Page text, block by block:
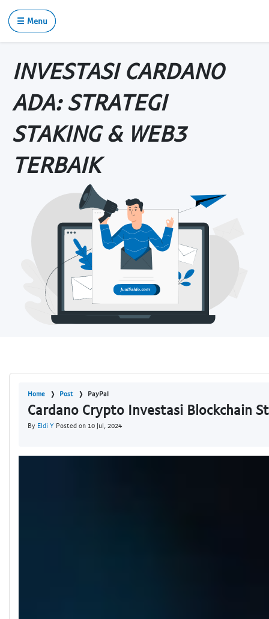
☰ Menu
INVESTASI CARDANO
ADA: STRATEGI
STAKING & WEB3
TERBAIK
Home Post PayPal
Cardano Crypto Investasi Blockchain
By Eldi Y Posted on 10 Jul, 2024